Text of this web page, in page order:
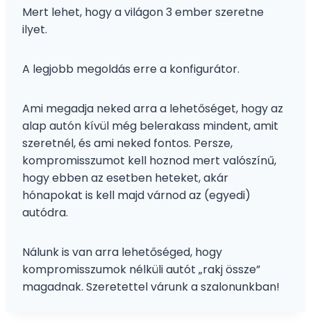
Mert lehet, hogy a világon 3 ember szeretne
ilyet.
A legjobb megoldás erre a konfigurátor.
Ami megadja neked arra a lehetőséget, hogy az
alap autón kívül még belerakass mindent, amit
szeretnél, és ami neked fontos. Persze,
kompromisszumot kell hoznod mert valószínű,
hogy ebben az esetben heteket, akár
hónapokat is kell majd várnod az (egyedi)
autódra.
Nálunk is van arra lehetőséged, hogy
kompromisszumok nélküli autót „rakj össze”
magadnak. Szeretettel várunk a szalonunkban!